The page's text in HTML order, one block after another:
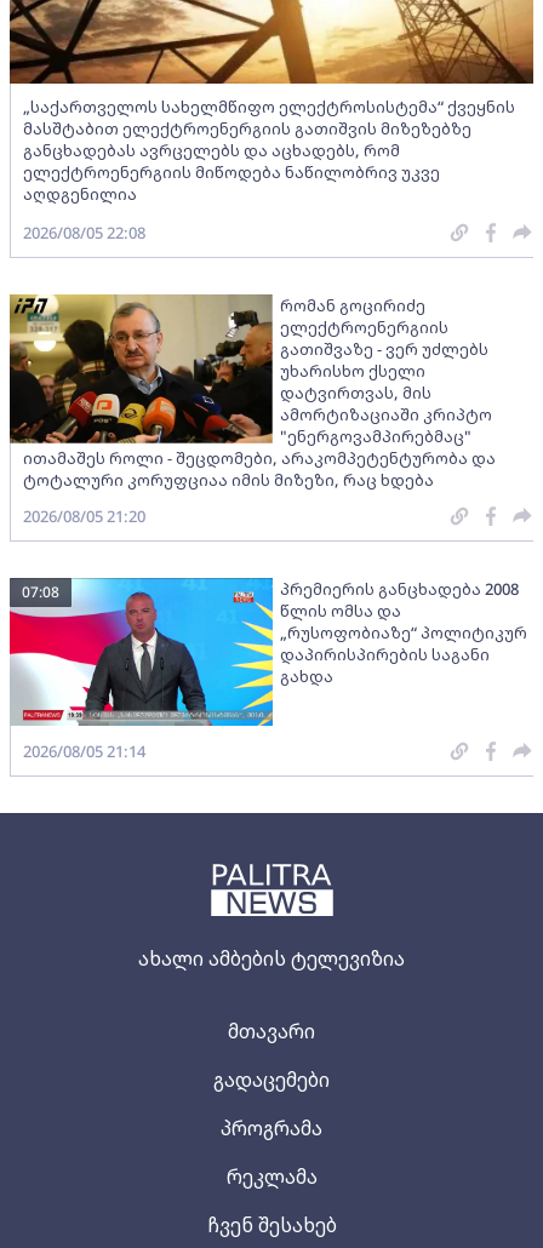
ახალი ამბების ტელევიზია
მთავარი
გადაცემები
პროგრამა
რეკლამა
ჩვენ შესახებ
„საქართველოს სახელმწიფო ელექტროსისტემა“ ქვეყნის
მასშტაბით ელექტროენერგიის გათიშვის მიზეზებზე
განცხადებას ავრცელებს და აცხადებს, რომ
ელექტროენერგიის მიწოდება ნაწილობრივ უკვე
აღდგენილია
2026/08/05 22:08
რომან გოცირიძე
ელექტროენერგიის
გათიშვაზე - ვერ უძლებს
უხარისხო ქსელი
დატვირთვას, მის
ამორტიზაციაში კრიპტო
"ენერგოვამპირებმაც"
ითამაშეს როლი - შეცდომები, არაკომპეტენტურობა და
ტოტალური კორუფციაა იმის მიზეზი, რაც ხდება
2026/08/05 21:20
პრემიერის განცხადება 2008
წლის ომსა და
„რუსოფობიაზე“ პოლიტიკურ
დაპირისპირების საგანი
გახდა
07:08
2026/08/05 21:14